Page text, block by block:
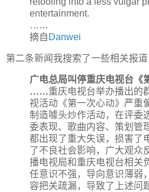
entertainment.
……
摘自 Danwei
第二条新闻我搜索了一些相关报
广电总局叫停重庆电视台《
……重庆电视台举办播出的
视活动《第一次心动》严重
制造噱头炒作活动，在评委
委表现、歌曲内容、策划管
都出现了重大失误，损害了
了不良社会影响，广大观众
播电视局和重庆电视台相关
任意识不强，导向意识薄弱
容把关疏漏，导致了上述问